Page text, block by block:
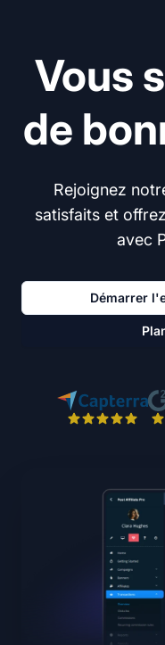
Vous
de
Rejoignez
satisfaits et
avec
Démarrer